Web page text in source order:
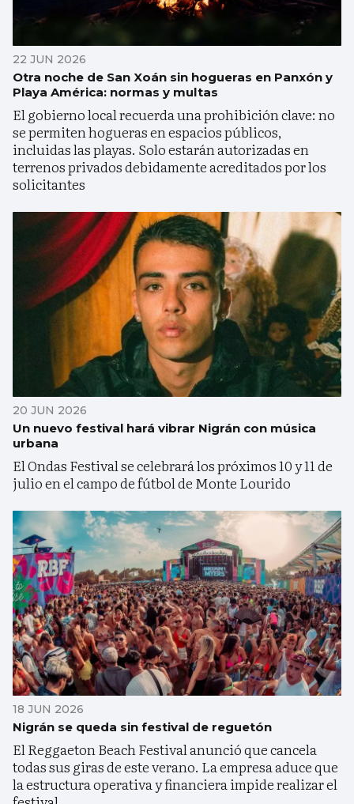
22 JUN 2026
Otra noche de San Xoán sin hogueras en Panxón y
Playa América: normas y multas
El gobierno local recuerda una prohibición clave: no
se permiten hogueras en espacios públicos,
incluidas las playas. Solo estarán autorizadas en
terrenos privados debidamente acreditados por los
solicitantes
20 JUN 2026
Un nuevo festival hará vibrar Nigrán con música
urbana
El Ondas Festival se celebrará los próximos 10 y 11 de
julio en el campo de fútbol de Monte Lourido
18 JUN 2026
Nigrán se queda sin festival de reguetón
El Reggaeton Beach Festival anunció que cancela
todas sus giras de este verano. La empresa aduce que
la estructura operativa y financiera impide realizar el